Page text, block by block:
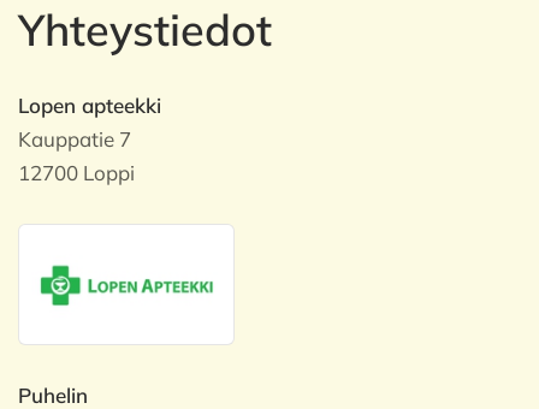
Yhteystiedot
Lopen apteekki
Kauppatie 7
12700 Loppi
Puhelin